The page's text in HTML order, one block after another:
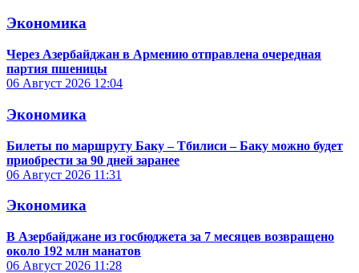
Экономика
Через Азербайджан в Армению отправлена очередная
партия пшеницы
06 Август 2026 12:04
Экономика
Билеты по маршруту Баку – Тбилиси – Баку можно будет
приобрести за 90 дней заранее
06 Август 2026 11:31
Экономика
В Азербайджане из госбюджета за 7 месяцев возвращено
около 192 млн манатов
06 Август 2026 11:28